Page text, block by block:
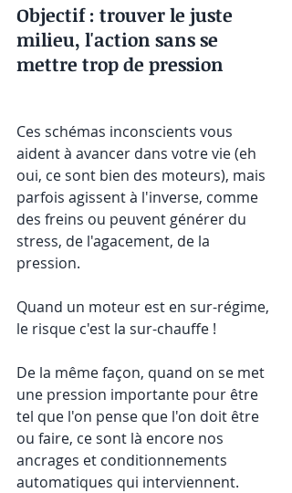
Objectif : trouver le juste
milieu, l'action sans se
mettre trop de pression
Ces schémas inconscients vous
aident à avancer dans votre vie (eh
oui, ce sont bien des moteurs), mais
parfois agissent à l'inverse, comme
des freins ou peuvent générer du
stress, de l'agacement, de la
pression.
Quand un moteur est en sur-régime,
le risque c'est la sur-chauffe !
De la même façon, quand on se met
une pression importante pour être
tel que l'on pense que l'on doit être
ou faire, ce sont là encore nos
ancrages et conditionnements
automatiques qui interviennent.